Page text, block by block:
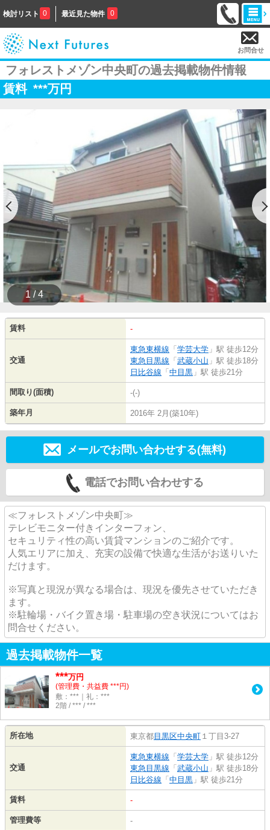
検討リスト 0 最近見た物件 0
お問合せ
フォレストメゾン中央町の過去掲載物件情報
賃料 ***万円
1 / 4
賃料 -
交通
東急東横線 「 学芸大学 」駅 徒歩12分
東急目黒線 「 武蔵小山 」駅 徒歩18分
日比谷線 「 中目黒 」駅 徒歩21分
間取り(面積) -(-)
築年月 2016年 2月(築10年)
メールでお問い合わせする(無料)
電話でお問い合わせする
≪フォレストメゾン中央町≫
テレビモニター付きインターフォン、
セキュリティ性の高い賃貸マンションのご紹介です。
人気エリアに加え、充実の設備で快適な生活がお送りいた
だけます。
※写真と現況が異なる場合は、現況を優先させていただき
ます。
※駐輪場・バイク置き場・駐車場の空き状況についてはお
問合せください。
過去掲載物件一覧
***万円
(管理費・共益費 ***円)
敷：***｜礼：***
2階 / *** / ***
所在地 東京都目黒区中央町 １丁目3-27
交通
東急東横線 「 学芸大学 」駅 徒歩12分
東急目黒線 「 武蔵小山 」駅 徒歩18分
日比谷線 「 中目黒 」駅 徒歩21分
賃料 -
管理費等 -